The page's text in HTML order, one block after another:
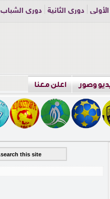
دوري الثانية
دوري الشباب
وصور اعلن معنا